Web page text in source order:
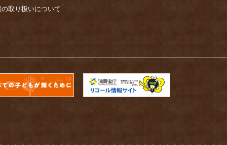
取り扱いについて